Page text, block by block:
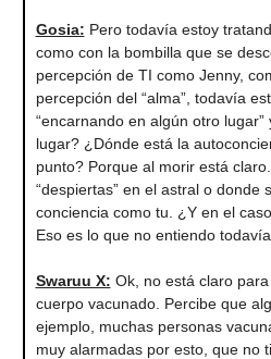
Gosia: Pero todavía estoy
como con la bombilla que se
percepción de TI como Jenny,
percepción del “alma”, todavía
“encarnando en algún otro
lugar? ¿Dónde está la
punto? Porque al morir está
“despiertas” en el astral o donde
conciencia como tu. ¿Y en el
Eso es lo que no entiendo todavía.
Swaruu X: Ok, no está claro
cuerpo vacunado. Percibe que
ejemplo, muchas personas
muy alarmadas por esto, que no